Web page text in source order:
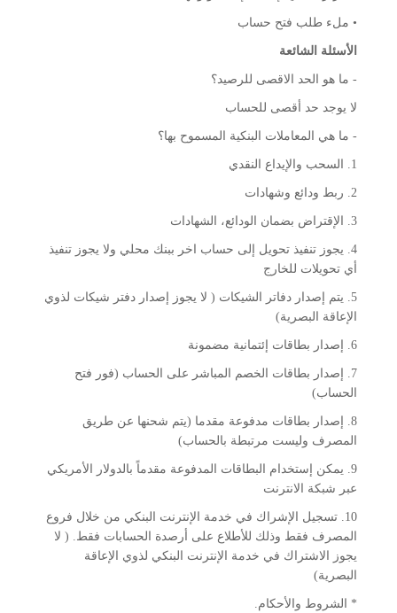
• ملء طلب فتح حساب
الأسئلة الشائعة
- ما هو الحد الاقصى للرصيد؟
لا يوجد حد أقصى للحساب
- ما هي المعاملات البنكية المسموح بها؟
1. السحب والإيداع النقدي
2. ربط ودائع وشهادات
3. الإقتراض بضمان الودائع، الشهادات
4. يجوز تنفيذ تحويل إلى حساب اخر ببنك محلي ولا يجوز تنفيذ
أي تحويلات للخارج
5. يتم إصدار دفاتر الشيكات ( لا يجوز إصدار دفتر شيكات لذوي
الإعاقة البصرية)
6. إصدار بطاقات إئتمانية مضمونة
7. إصدار بطاقات الخصم المباشر على الحساب (فور فتح
الحساب)
8. إصدار بطاقات مدفوعة مقدما (يتم شحنها عن طريق
المصرف وليست مرتبطة بالحساب)
9. يمكن إستخدام البطاقات المدفوعة مقدماً بالدولار الأمريكي
عبر شبكة الانترنت
10. تسجيل الإشراك في خدمة الإنترنت البنكي من خلال فروع
المصرف فقط وذلك للأطلاع على أرصدة الحسابات فقط. ( لا
يجوز الاشتراك في خدمة الإنترنت البنكي لذوي الإعاقة
البصرية)
* الشروط والأحكام.